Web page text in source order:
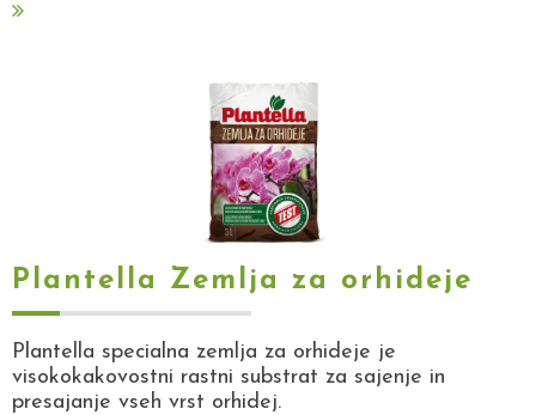
Plantella Zemlja za orhideje
Plantella specialna zemlja za orhideje je
visokokakovostni rastni substrat za sajenje in
presajanje vseh vrst orhidej.